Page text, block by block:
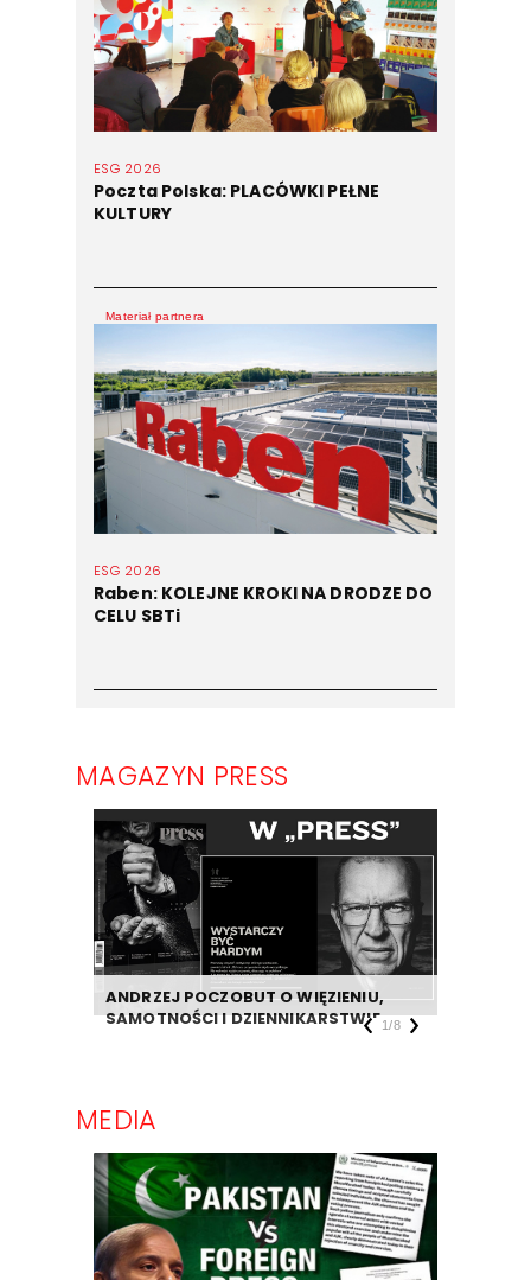
ESG 2026
Poczta Polska: PLACÓWKI PEŁNE
KULTURY
ESG 2026
Raben: KOLEJNE KROKI NA DRODZE DO
CELU SBTi
Materiał partnera
MAGAZYN PRESS
ANDRZEJ POCZOBUT O WIĘZIENIU,
SAMOTNOŚCI I DZIENNIKARSTWIE1/8
MEDIA